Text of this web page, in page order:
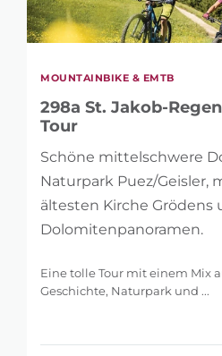
MOUNTAINBIKE & EMTB
298a St. Jakob-
Tour
Schöne mittelschwere
Naturpark Puez/Geisler,
ältesten Kirche Grödens
Dolomitenpanoramen.
Eine tolle Tour mit einem Mix
Geschichte, Naturpark und ...